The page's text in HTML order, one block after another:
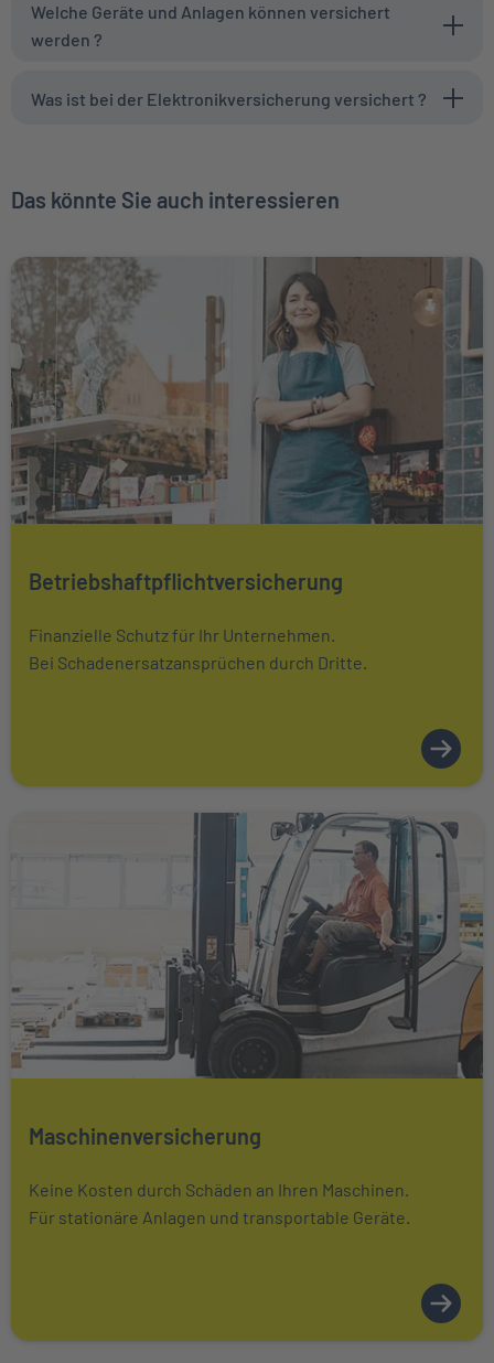
Welche Geräte und Anlagen können versichert
werden ?
Was ist bei der Elektronikversicherung versichert ?
Das könnte Sie auch interessieren
Weiter zu Betriebshaftpflichtversicherung
Betriebshaftpflichtversicherung
Finanzielle Schutz für Ihr Unternehmen.
Bei Schadenersatzansprüchen durch Dritte.
Weiter zu Maschinenversicherung
Maschinenversicherung
Keine Kosten durch Schäden an Ihren Maschinen.
Für stationäre Anlagen und transportable Geräte.